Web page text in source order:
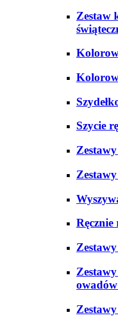
Zestaw
Szycie
Ręcznie